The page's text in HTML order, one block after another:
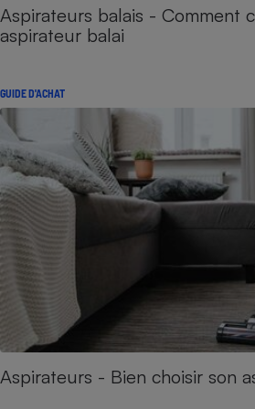
Aspirateurs balais - Comment
aspirateur balai
GUIDE D'ACHAT
Aspirateurs - Bien choisir son